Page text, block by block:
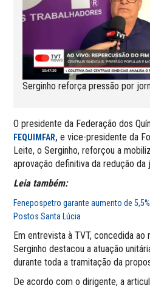
Serginho reforça pressão por
O presidente da Federação dos
FEQUIMFAR, e vice-presidente da
Leite, o Serginho, reforçou a
aprovação definitiva da redução da
Leia também:
Fenepospetro garante aumento de
Postos Santa Lúcia
Em entrevista à TVT, concedida
Serginho destacou a atuação
durante toda a tramitação da
De acordo com o dirigente, a